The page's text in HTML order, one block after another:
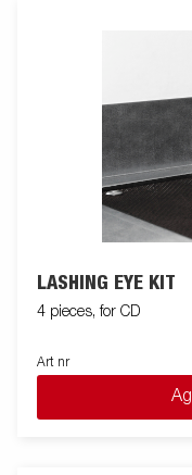
LASHING EYE KIT
4 pieces, for CD
Art nr